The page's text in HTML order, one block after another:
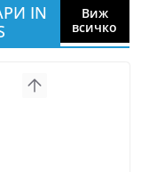
IN
Виж
всичко